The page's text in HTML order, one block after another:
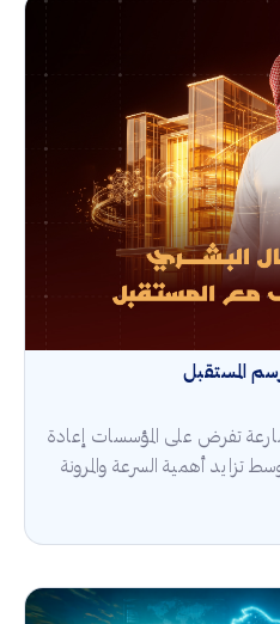
المستقبل
تفرض على المؤسسات إعادة
تزايد أهمية السرعة والمرونة